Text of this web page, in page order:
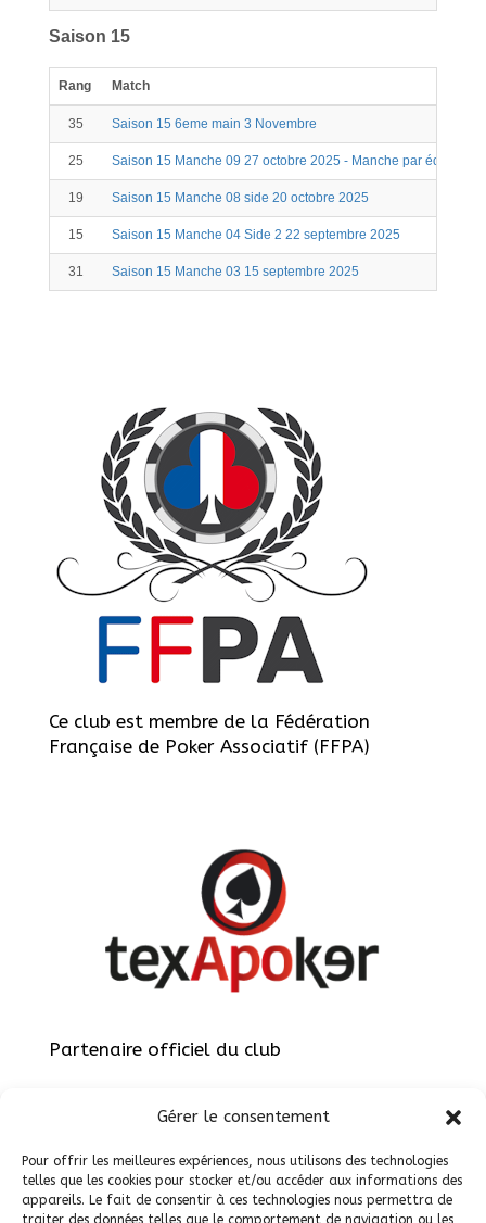
Gérer le consentement
Pour offrir les meilleures expériences, nous utilisons des technologies
telles que les cookies pour stocker et/ou accéder aux informations des
appareils. Le fait de consentir à ces technologies nous permettra de
traiter des données telles que le comportement de navigation ou les
Saison 15
Rang Match
35 Saison 15 6eme main 3 Novembre
25 Saison 15 Manche 09 27 octobre 2025 - Manche par équipe
19 Saison 15 Manche 08 side 20 octobre 2025
15 Saison 15 Manche 04 Side 2 22 septembre 2025
31 Saison 15 Manche 03 15 septembre 2025
Ce club est membre de la Fédération
Française de Poker Associatif (FFPA)
Partenaire officiel du club
Site réalisé parViteEtBien.net